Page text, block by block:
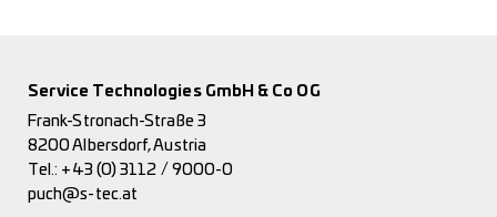
Service Technologies GmbH & Co OG
Frank-Stronach-Straße 3
8200 Albersdorf, Austria
Tel.: +43 (0) 3112 / 9000-0
puch@s-tec.at